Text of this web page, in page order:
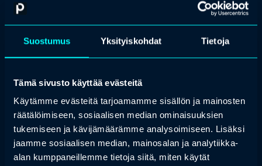
Suostumus Yksityiskohdat Tietoja
Tämä sivusto käyttää evästeitä
Käytämme evästeitä tarjoamamme sisällön ja mainosten
räätälöimiseen, sosiaalisen median ominaisuuksien
tukemiseen ja kävijämäärämme analysoimiseen. Lisäksi
jaamme sosiaalisen median, mainosalan ja analytiikka-
alan kumppaneillemme tietoja siitä, miten käytät
työyhteisöturvallisuuden advisorina Säppi Oy:ssä.
Minna auttaa yrityksiä ja julkisorganisaatioita ratkaisemaan työn ja
juurisyyt syntyvät: ihmisten toiminnassa, rakenteissa, johtamisessa
ja yhteisissä toimintamalleissa. Hän on tehnyt tiedeyhteisön
toimivuudessa ja tuloksellisuudessa.
Minna yhdistää työssään poikkeuksellisen syvällisesti tutkimuksen,
käytännön kehittämisen ja strategisen johtamistyön. Hän on
kehittänyt lajissaan ensimmäisen systeemisen ja yhteisöllisen
työkuormituksen hallinnan menetelmän,
Työn tasapainottamisen
taiteen
, jossa työhyvinvointia, osaamista ja johtamista
tarkastellaan osana liiketoiminnan kokonaisuutta ja